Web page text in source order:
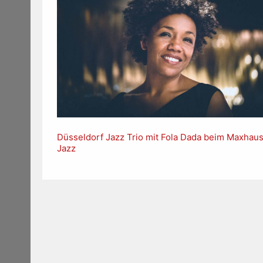
Düsseldorf Jazz Trio mit Fola Dada beim Maxhaus
Jazz